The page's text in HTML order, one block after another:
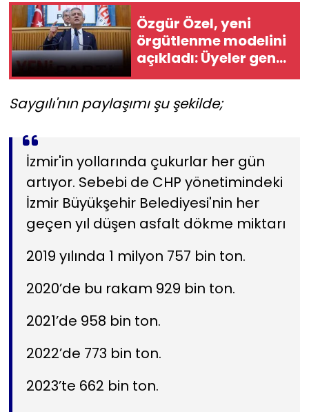
Özgür Özel, yeni
örgütlenme modelini
açıkladı: Üyeler genel
başkanı seçecek!
Saygılı'nın paylaşımı şu şekilde;
İzmir'in yollarında çukurlar her gün
artıyor. Sebebi de CHP yönetimindeki
İzmir Büyükşehir Belediyesi'nin her
geçen yıl düşen asfalt dökme miktarı
2019 yılında 1 milyon 757 bin ton.
2020’de bu rakam 929 bin ton.
2021’de 958 bin ton.
2022’de 773 bin ton.
2023’te 662 bin ton.